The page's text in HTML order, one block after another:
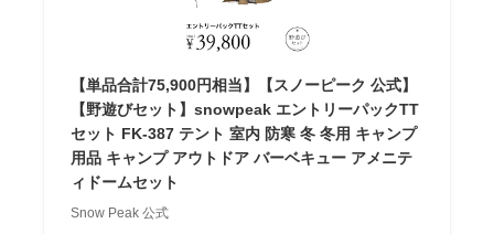
【単品合計75,900円相当】【スノーピーク 公式】
【野遊びセット】snowpeak エントリーパックTT
セット FK-387 テント 室内 防寒 冬 冬用 キャンプ
用品 キャンプ アウトドア バーベキュー アメニテ
ィドームセット
Snow Peak 公式